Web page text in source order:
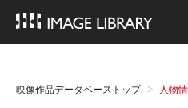
映像作品データベーストップ 人物